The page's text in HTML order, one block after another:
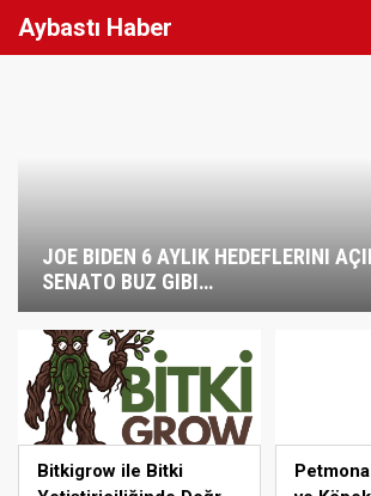
Aybastı Haber
JOE BIDEN 6 AYLIK HEDEFLERINI
SENATO BUZ GIBI…
Bitkigrow ile Bitki